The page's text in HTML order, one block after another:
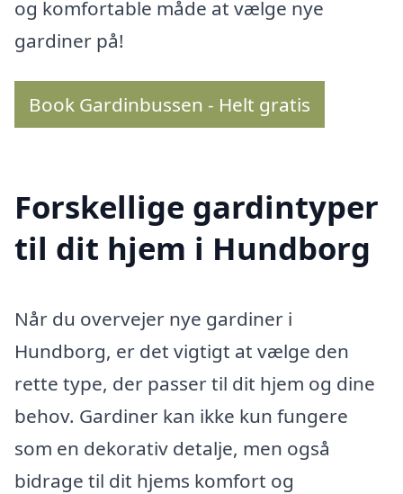
og komfortable måde at vælge nye
gardiner på!
Book Gardinbussen - Helt gratis
Forskellige gardintyper
til dit hjem i Hundborg
Når du overvejer nye gardiner i
Hundborg, er det vigtigt at vælge den
rette type, der passer til dit hjem og dine
behov. Gardiner kan ikke kun fungere
som en dekorativ detalje, men også
bidrage til dit hjems komfort og